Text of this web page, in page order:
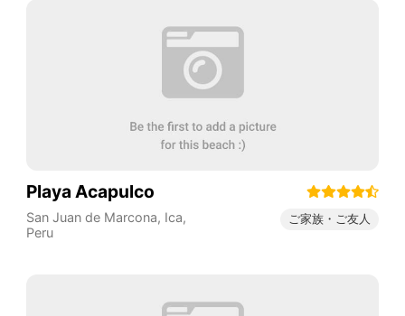
Playa Acapulco
San Juan de Marcona, Ica,
Peru
ご家族・ご友人